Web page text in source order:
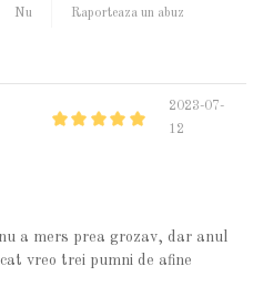
Nu Raporteaza un abuz
2023-07-
12
a mers prea grozav, dar anul
vreo trei pumni de afine